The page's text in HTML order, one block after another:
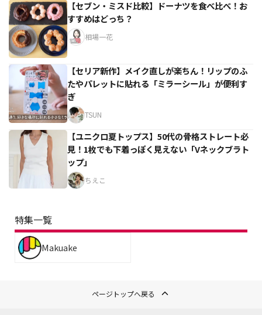
【セブン・ミスド比較】ドーナツを食べ比べ！お
すすめはどっち？
相場一花
【セリア新作】メイク直しが楽ちん！リップのふ
たやパレットに貼れる「ミラーシール」が便利す
ぎ
TSUN
【ユニクロ夏トップス】50代の骨格ストレート必
見！1枚でも下着っぽく見えない「Vネックブラト
ップ」
ちえこ
特集一覧
Makuake
ページトップへ戻る